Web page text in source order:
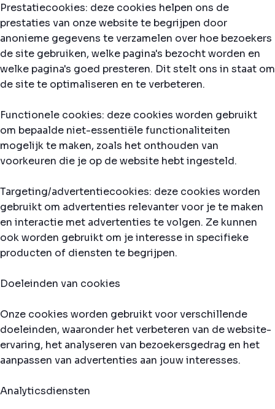
Prestatiecookies: deze cookies helpen ons de
prestaties van onze website te begrijpen door
anonieme gegevens te verzamelen over hoe bezoekers
de site gebruiken, welke pagina's bezocht worden en
welke pagina's goed presteren. Dit stelt ons in staat om
de site te optimaliseren en te verbeteren.
Functionele cookies: deze cookies worden gebruikt
om bepaalde niet-essentiële functionaliteiten
mogelijk te maken, zoals het onthouden van
voorkeuren die je op de website hebt ingesteld.
Targeting/advertentiecookies: deze cookies worden
gebruikt om advertenties relevanter voor je te maken
en interactie met advertenties te volgen. Ze kunnen
ook worden gebruikt om je interesse in specifieke
producten of diensten te begrijpen.
Doeleinden van cookies
Onze cookies worden gebruikt voor verschillende
doeleinden, waaronder het verbeteren van de website-
ervaring, het analyseren van bezoekersgedrag en het
aanpassen van advertenties aan jouw interesses.
Analyticsdiensten